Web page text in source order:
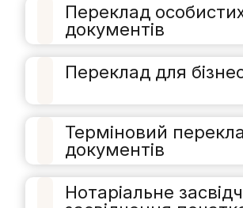
Переклад
документів
Переклад для
Терміновий
документів
Нотаріальне